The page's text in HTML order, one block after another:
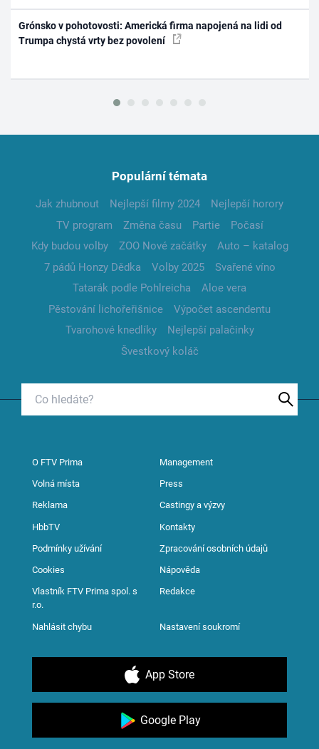
Grónsko v pohotovosti: Americká firma napojená na lidi od
Trumpa chystá vrty bez povolení
Populární témata
Jak zhubnout Nejlepší filmy 2024
Nejlepší horory
TV program
Změna času Partie
Počasí
Kdy budou volby
ZOO Nové začátky
Auto – katalog
7 pádů Honzy Dědka
Volby 2025
Svařené víno
Tatarák podle Pohlreicha
Aloe vera
Pěstování lichořeřišnice
Výpočet ascendentu
Tvarohové knedlíky
Nejlepší palačinky
Švestkový koláč
O FTV Prima Management
Volná místa Press
Reklama Castingy a výzvy
HbbTV Kontakty
Podmínky užívání Zpracování osobních údajů
Cookies Nápověda
Vlastník FTV Prima spol. s
r.o.
Redakce
Nahlásit chybu Nastavení soukromí
App Store
Google Play